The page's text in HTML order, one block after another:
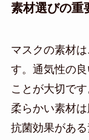
素材選びの重
マスクの素材
す。通気性の
ことが大切で
柔らかい素材は
抗菌効果があ